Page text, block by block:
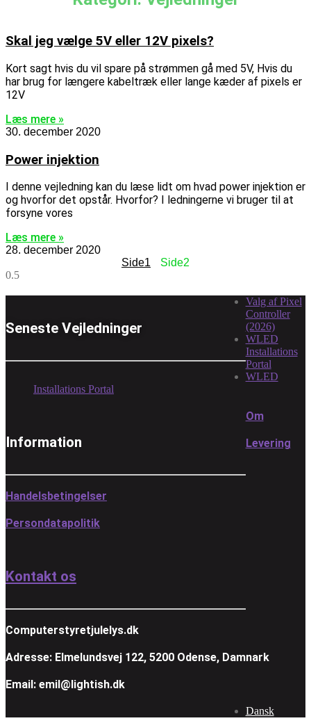
Skal jeg vælge 5V eller 12V pixels?
Kort sagt hvis du vil spare på strømmen gå med 5V, Hvis du
har brug for længere kabeltræk eller lange kæder af pixels er
12V
Læs mere »
30. december 2020
Power injektion
I denne vejledning kan du læse lidt om hvad power injektion er
og hvorfor det opstår. Hvorfor? I ledningerne vi bruger til at
forsyne vores
Læs mere »
28. december 2020
Side1 Side2
Seneste Vejledninger
Valg af Pixel
Controller
(2026)
WLED
Installations
Portal
WLED
Installations Portal
Information
Om
Levering
Handelsbetingelser
Persondatapolitik
Kontakt os
Computerstyretjulelys.dk
Adresse: Elmelundsvej 122, 5200 Odense, Damnark
Email: emil@lightish.dk
Dansk